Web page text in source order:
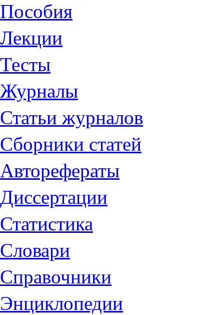
Пособия
Лекции
Тесты
Журналы
Статьи журналов
Сборники статей
Авторефераты
Диссертации
Статистика
Словари
Справочники
Энциклопедии